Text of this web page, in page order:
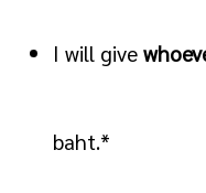
I will give
baht.*